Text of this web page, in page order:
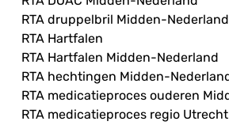
RTA druppelbril Midden-Nederland
RTA Hartfalen
RTA Hartfalen Midden-Nederland
RTA hechtingen Midden-
RTA medicatieproces ouderen
RTA medicatieproces regio Utrecht